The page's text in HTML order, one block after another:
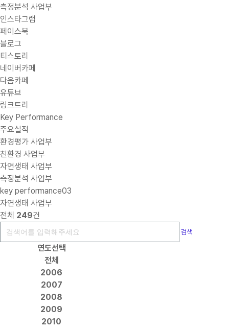
측정분석 사업부
인스타그램
페이스북
블로그
티스토리
네이버카페
다음카페
유튜브
링크트리
Key Performance
주요실적
환경평가 사업부
친환경 사업부
자연생태 사업부
측정분석 사업부
key performance03
자연생태 사업부
전체 249건
검색
연도선택
전체
2006
2007
2008
2009
2010